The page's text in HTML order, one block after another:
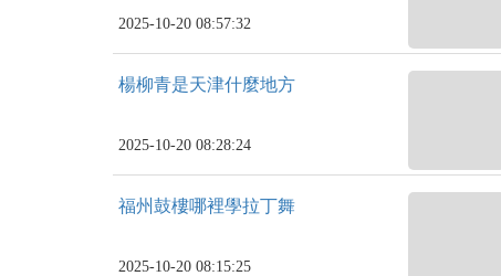
2025-10-20 08:57:32
楊柳青是天津什麼地方
2025-10-20 08:28:24
福州鼓樓哪裡學拉丁舞
2025-10-20 08:15:25